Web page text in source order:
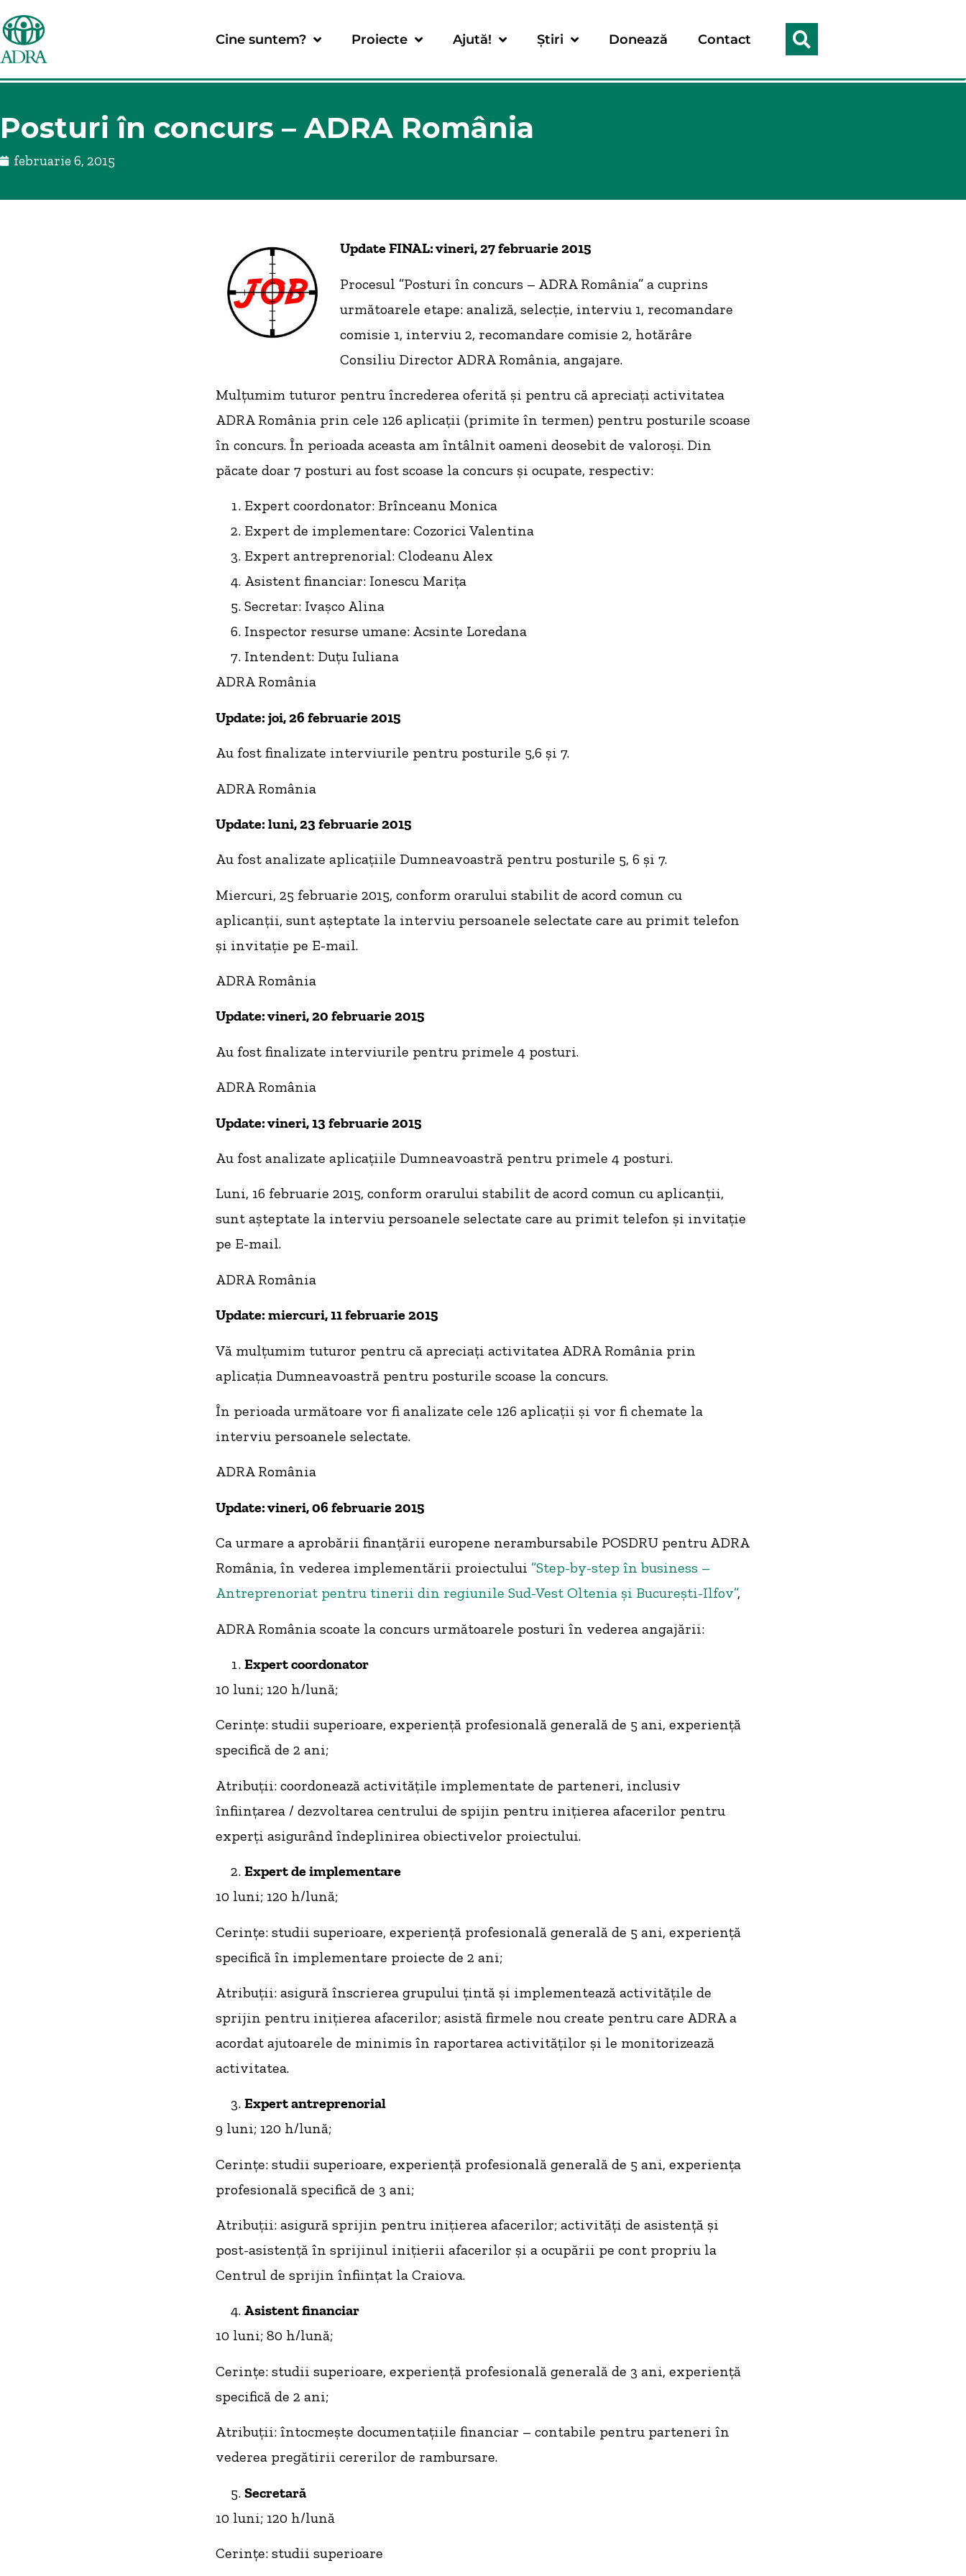
Cine suntem? Proiecte Ajută! Știri Donează Contact
Posturi în concurs – ADRA România
februarie 6, 2015
Update FINAL: vineri, 27 februarie 2015
Procesul ”Posturi în concurs – ADRA România” a cuprins
următoarele etape: analiză, selecție, interviu 1, recomandare
comisie 1, interviu 2, recomandare comisie 2, hotărâre
Consiliu Director ADRA România, angajare.
Mulțumim tuturor pentru încrederea oferită și pentru că apreciați activitatea
ADRA România prin cele 126 aplicații (primite în termen) pentru posturile scoase
în concurs. În perioada aceasta am întâlnit oameni deosebit de valoroși. Din
păcate doar 7 posturi au fost scoase la concurs și ocupate, respectiv:
Expert coordonator: Brînceanu Monica
Expert de implementare: Cozorici Valentina
Expert antreprenorial: Clodeanu Alex
Asistent financiar: Ionescu Marița
Secretar: Ivaşco Alina
Inspector resurse umane: Acsinte Loredana
Intendent: Duțu Iuliana
ADRA România
Update: joi, 26 februarie 2015
Au fost finalizate interviurile pentru posturile 5,6 și 7.
ADRA România
Update: luni, 23 februarie 2015
Au fost analizate aplicațiile Dumneavoastră pentru posturile 5, 6 și 7.
Miercuri, 25 februarie 2015, conform orarului stabilit de acord comun cu
aplicanții, sunt așteptate la interviu persoanele selectate care au primit telefon
și invitație pe E-mail.
ADRA România
Update: vineri, 20 februarie 2015
Au fost finalizate interviurile pentru primele 4 posturi.
ADRA România
Update: vineri, 13 februarie 2015
Au fost analizate aplicațiile Dumneavoastră pentru primele 4 posturi.
Luni, 16 februarie 2015, conform orarului stabilit de acord comun cu aplicanții,
sunt așteptate la interviu persoanele selectate care au primit telefon și invitație
pe E-mail.
ADRA România
Update: miercuri, 11 februarie 2015
Vă mulțumim tuturor pentru că apreciați activitatea ADRA România prin
aplicația Dumneavoastră pentru posturile scoase la concurs.
În perioada următoare vor fi analizate cele 126 aplicații și vor fi chemate la
interviu persoanele selectate.
ADRA România
Update: vineri, 06 februarie 2015
Ca urmare a aprobării finanțării europene nerambursabile POSDRU pentru ADRA
România, în vederea implementării proiectului ”Step-by-step în business –
Antreprenoriat pentru tinerii din regiunile Sud-Vest Oltenia și București-Ilfov”,
ADRA România scoate la concurs următoarele posturi în vederea angajării:
Expert coordonator
10 luni; 120 h/lună;
Cerinţe: studii superioare, experienţă profesională generală de 5 ani, experienţă
specifică de 2 ani;
Atribuţii: coordonează activităţile implementate de parteneri, inclusiv
înfiinţarea / dezvoltarea centrului de spijin pentru iniţierea afacerilor pentru
experţi asigurând îndeplinirea obiectivelor proiectului.
Expert de implementare
10 luni; 120 h/lună;
Cerinţe: studii superioare, experienţă profesională generală de 5 ani, experienţă
specifică în implementare proiecte de 2 ani;
Atribuţii: asigură înscrierea grupului ţintă şi implementează activităţile de
sprijin pentru iniţierea afacerilor; asistă firmele nou create pentru care ADRA a
acordat ajutoarele de minimis în raportarea activităţilor şi le monitorizează
activitatea.
Expert antreprenorial
9 luni; 120 h/lună;
Cerinţe: studii superioare, experienţă profesională generală de 5 ani, experienţa
profesională specifică de 3 ani;
Atribuţii: asigură sprijin pentru iniţierea afacerilor; activităţi de asistenţă şi
post-asistenţă în sprijinul iniţierii afacerilor şi a ocupării pe cont propriu la
Centrul de sprijin înfiinţat la Craiova.
Asistent financiar
10 luni; 80 h/lună;
Cerinţe: studii superioare, experienţă profesională generală de 3 ani, experienţă
specifică de 2 ani;
Atribuţii: întocmeşte documentaţiile financiar – contabile pentru parteneri în
vederea pregătirii cererilor de rambursare.
Secretară
10 luni; 120 h/lună
Cerinţe: studii superioare